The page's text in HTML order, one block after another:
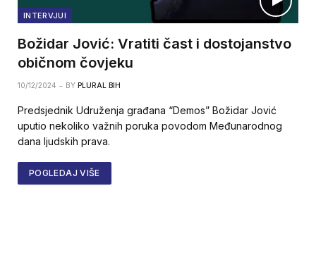
INTERVJUI
Božidar Jović: Vratiti čast i dostojanstvo
običnom čovjeku
10/12/2024 BY PLURAL BIH
Predsjednik Udruženja građana “Demos” Božidar Jović
uputio nekoliko važnih poruka povodom Međunarodnog
dana ljudskih prava.
POGLEDAJ VIŠE